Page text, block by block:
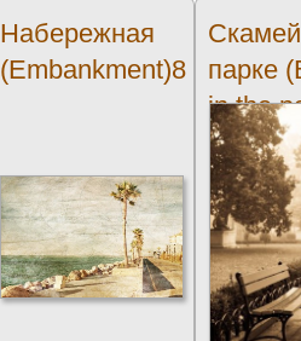
Набережная
(Embankment)8
парке
in the